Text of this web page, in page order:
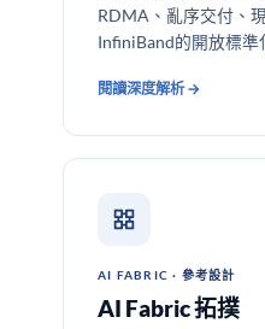
RDMA、亂序交付、
InfiniBand的開放標準
閱讀深度解析 →
AI FABRIC · 參考設計
AI Fabric 拓撲